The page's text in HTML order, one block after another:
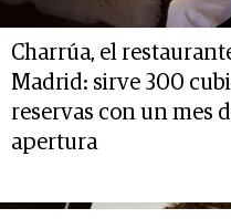
Charrúa, el
Madrid: sirve 300
reservas con un mes
apertura